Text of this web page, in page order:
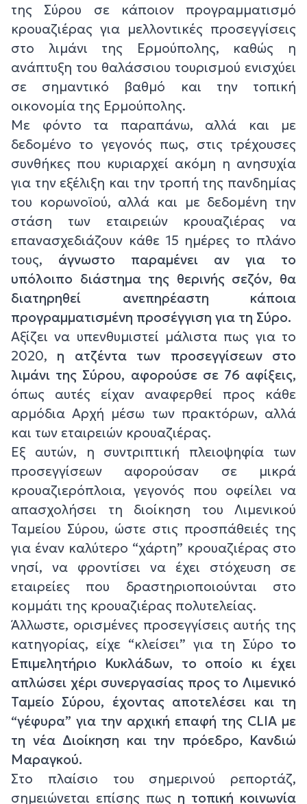
της Σύρου σε κάποιον προγραμματισμό
κρουαζιέρας για μελλοντικές προσεγγίσεις
στο λιμάνι της Ερμούπολης, καθώς η
ανάπτυξη του θαλάσσιου τουρισμού ενισχύει
σε σημαντικό βαθμό και την τοπική
οικονομία της Ερμούπολης.
Με φόντο τα παραπάνω, αλλά και με
δεδομένο το γεγονός πως, στις τρέχουσες
συνθήκες που κυριαρχεί ακόμη η ανησυχία
για την εξέλιξη και την τροπή της πανδημίας
του κορωνοϊού, αλλά και με δεδομένη την
στάση των εταιρειών κρουαζιέρας να
επανασχεδιάζουν κάθε 15 ημέρες το πλάνο
τους, άγνωστο παραμένει αν για το
υπόλοιπο διάστημα της θερινής σεζόν, θα
διατηρηθεί ανεπηρέαστη κάποια
προγραμματισμένη προσέγγιση για τη Σύρο.
Αξίζει να υπενθυμιστεί μάλιστα πως για το
2020, η ατζέντα των προσεγγίσεων στο
λιμάνι της Σύρου, αφορούσε σε 76 αφίξεις,
όπως αυτές είχαν αναφερθεί προς κάθε
αρμόδια Αρχή μέσω των πρακτόρων, αλλά
και των εταιρειών κρουαζιέρας.
Εξ αυτών, η συντριπτική πλειοψηφία των
προσεγγίσεων αφορούσαν σε μικρά
κρουαζιερόπλοια, γεγονός που οφείλει να
απασχολήσει τη διοίκηση του Λιμενικού
Ταμείου Σύρου, ώστε στις προσπάθειές της
για έναν καλύτερο “χάρτη” κρουαζιέρας στο
νησί, να φροντίσει να έχει στόχευση σε
εταιρείες που δραστηριοποιούνται στο
κομμάτι της κρουαζιέρας πολυτελείας.
Άλλωστε, ορισμένες προσεγγίσεις αυτής της
κατηγορίας, είχε “κλείσει” για τη Σύρο το
Επιμελητήριο Κυκλάδων, το οποίο κι έχει
απλώσει χέρι συνεργασίας προς το Λιμενικό
Ταμείο Σύρου, έχοντας αποτελέσει και τη
“γέφυρα” για την αρχική επαφή της CLIA με
τη νέα Διοίκηση και την πρόεδρο, Κανδιώ
Μαραγκού.
Στο πλαίσιο του σημερινού ρεπορτάζ,
σημειώνεται επίσης πως η τοπική κοινωνία